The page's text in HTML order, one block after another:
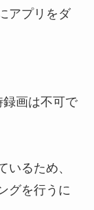
アプリをダ
録画は不可で
いるため、
グを行うに